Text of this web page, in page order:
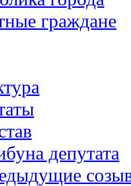
граждане
депутата